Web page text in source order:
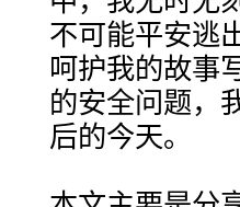
不可能平安逃
呵护我的故事
的安全问题，
后的今天。